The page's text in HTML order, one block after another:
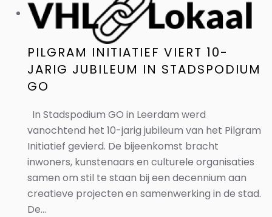
PILGRAM INITIATIEF VIERT 10-
JARIG JUBILEUM IN STADSPODIUM
GO
In Stadspodium GO in Leerdam werd
vanochtend het 10-jarig jubileum van het Pilgram
Initiatief gevierd. De bijeenkomst bracht
inwoners, kunstenaars en culturele organisaties
samen om stil te staan bij een decennium aan
creatieve projecten en samenwerking in de stad.
De...